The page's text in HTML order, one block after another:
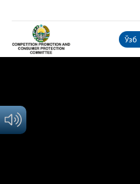
Ўзб